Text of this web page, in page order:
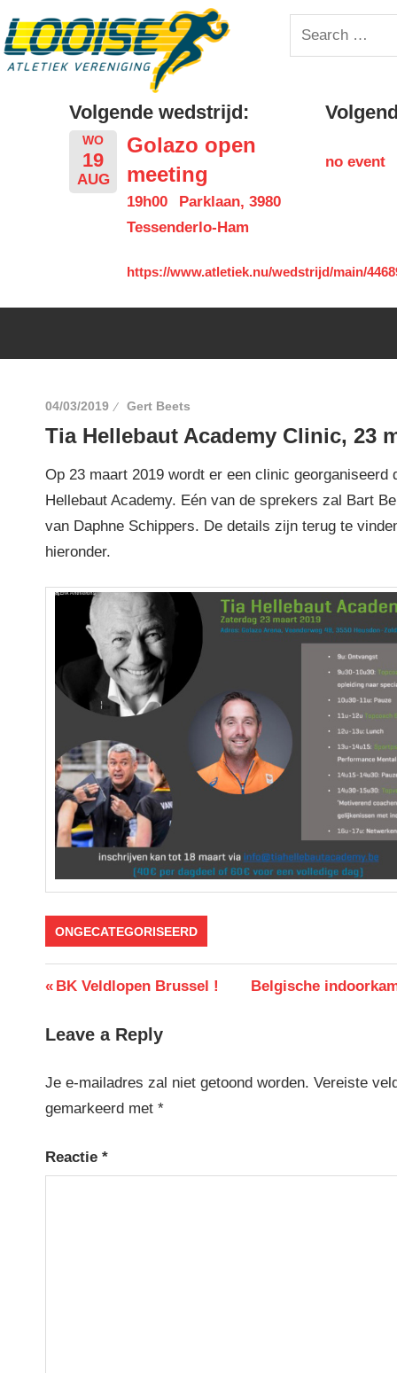
to
content
Looise
Search
for:
Volgende wedstrijd:
WO
19
AUG
Golazo open
meeting
19h00
Parklaan, 3980
Tessenderlo-Ham
https://www.atletiek.nu/wedstrijd/main/
no event
04/03/2019 Gert Beets
Tia Hellebaut Academy Clinic, 23
Op 23 maart 2019 wordt er een clinic georganiseerd
Hellebaut Academy. Eén van de sprekers zal Bart
van Daphne Schippers. De details zijn terug te
hieronder.
ONGECATEGORISEERD
Berichtnavigatie
Previous
BK Veldlopen Brussel !
Next
Belgische
Leave a Reply
Je e-mailadres zal niet getoond worden. Vereiste
gemarkeerd met *
Reactie *